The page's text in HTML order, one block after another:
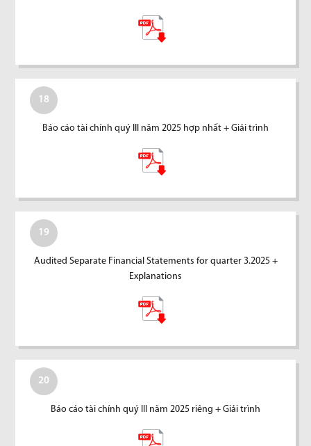
18
Báo cáo tài chính quý III năm 2025 hợp nhất + Giải trình
19
Audited Separate Financial Statements for quarter 3.2025 +
Explanations
20
Báo cáo tài chính quý III năm 2025 riêng + Giải trình